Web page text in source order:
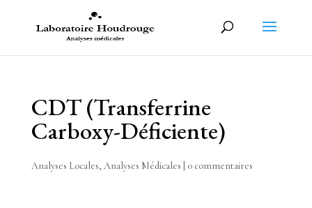
CDT (Transferrine
Carboxy-Déficiente)
Analyses Locales, Analyses Médicales 0 commentaires